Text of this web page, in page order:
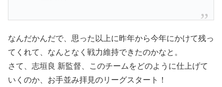
なんだかんだで、思った以上に昨年から今年にかけて残っ
てくれて、なんとなく戦力維持できたのかなと。
さて、志垣良 新監督、このチームをどのように仕上げて
いくのか、お手並み拝見のリーグスタート！